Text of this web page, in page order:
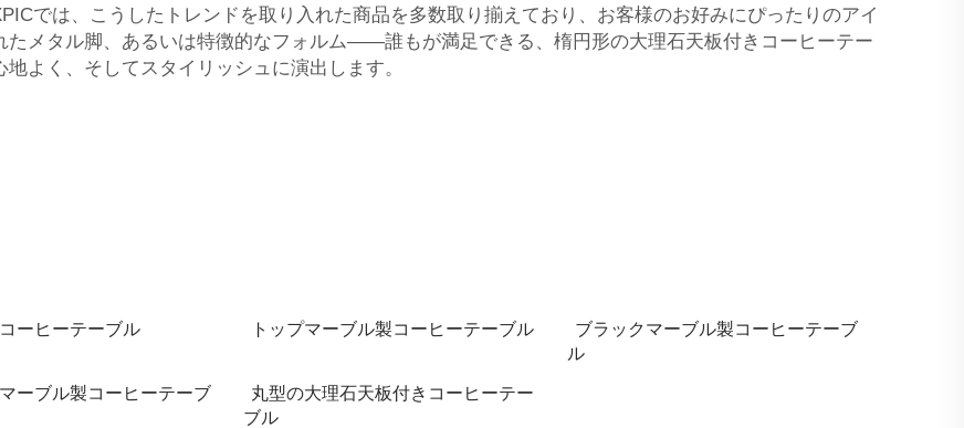
では、こうしたトレンドを取り入れた商品を多数取り揃えており、お客様のお好みにぴったりのアイ
たメタル脚、あるいは特徴的なフォルム——誰もが満足できる、楕円形の大理石天板付きコーヒーテー
よく、そしてスタイリッシュに演出します。
ーヒーテーブル トップマーブル製コーヒーテーブル
ブラックマーブル製コーヒーテーブ
ル
ーブル製コーヒーテーブ
丸型の大理石天板付きコーヒーテー
ブル